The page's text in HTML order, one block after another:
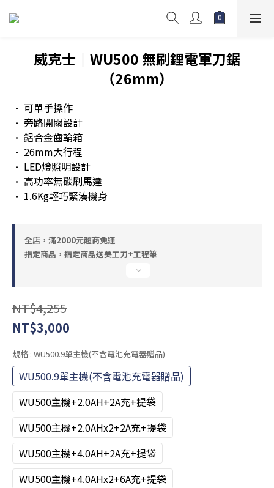
威克士｜WU500 無刷鋰電軍刀鋸
（26mm）
• 可單手操作
• 旁路開關設計
• 鋁合金齒輪箱
• 26mm大行程
• LED燈照明設計
• 高功率無碳刷馬達
• 1.6Kg輕巧緊湊機身
全店，滿2000元超商免運
指定商品，指定商品送美工刀+工程筆
NT$4,255
NT$3,000
規格 : WU500.9單主機(不含電池充電器贈品)
WU500.9單主機(不含電池充電器贈品)
WU500主機+2.0AH+2A充+提袋
WU500主機+2.0AHx2+2A充+提袋
WU500主機+4.0AH+2A充+提袋
WU500主機+4.0AHx2+6A充+提袋